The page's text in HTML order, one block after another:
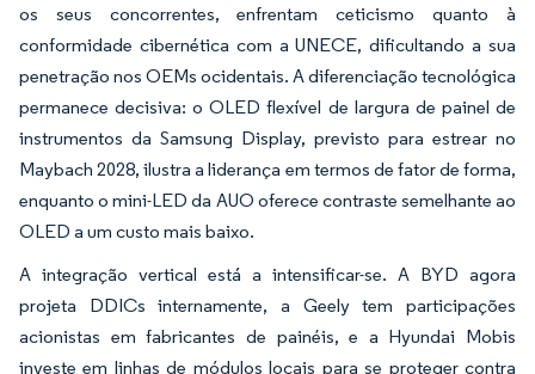
os seus concorrentes, enfrentam ceticismo quanto à
conformidade cibernética com a UNECE, dificultando a sua
penetração nos OEMs ocidentais. A diferenciação tecnológica
permanece decisiva: o OLED flexível de largura de painel de
instrumentos da Samsung Display, previsto para estrear no
Maybach 2028, ilustra a liderança em termos de fator de forma,
enquanto o mini-LED da AUO oferece contraste semelhante ao
OLED a um custo mais baixo.
A integração vertical está a intensificar-se. A BYD agora
projeta DDICs internamente, a Geely tem participações
acionistas em fabricantes de painéis, e a Hyundai Mobis
investe em linhas de módulos locais para se proteger contra